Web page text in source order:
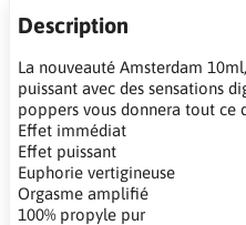
Description
La nouveauté Amsterdam
puissant avec des sensations
poppers vous donnera tout ce
Effet immédiat
Effet puissant
Euphorie vertigineuse
Orgasme amplifié
100% propyle pur